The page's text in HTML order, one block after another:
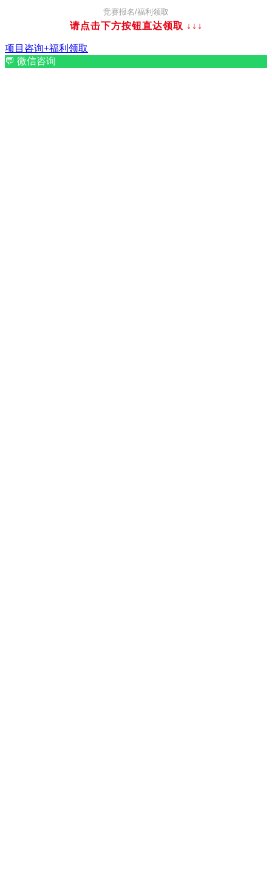
竞赛报名/福利领取
请点击下方按钮直达领取 ↓↓↓
项目咨询+福利领取
💬 微信咨询